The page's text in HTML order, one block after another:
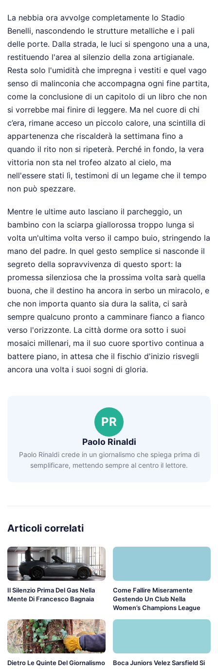
La nebbia ora avvolge completamente lo Stadio
Benelli, nascondendo le strutture metalliche e i pali
delle porte. Dalla strada, le luci si spengono una a una,
restituendo l'area al silenzio della zona artigianale.
Resta solo l'umidità che impregna i vestiti e quel vago
senso di malinconia che accompagna ogni fine partita,
come la conclusione di un capitolo di un libro che non
si vorrebbe mai finire di leggere. Ma nel cuore di chi
c’era, rimane acceso un piccolo calore, una scintilla di
appartenenza che riscalderà la settimana fino a
quando il rito non si ripeterà. Perché in fondo, la vera
vittoria non sta nel trofeo alzato al cielo, ma
nell'essere stati lì, testimoni di un legame che il tempo
non può spezzare.
Mentre le ultime auto lasciano il parcheggio, un
bambino con la sciarpa giallorossa troppo lunga si
volta un'ultima volta verso il campo buio, stringendo la
mano del padre. In quel gesto semplice si nasconde il
segreto della sopravvivenza di questo sport: la
promessa silenziosa che la prossima volta sarà quella
buona, che il destino ha ancora in serbo un miracolo, e
che non importa quanto sia dura la salita, ci sarà
sempre qualcuno pronto a camminare fianco a fianco
verso l'orizzonte. La città dorme ora sotto i suoi
mosaici millenari, ma il suo cuore sportivo continua a
battere piano, in attesa che il fischio d'inizio risvegli
ancora una volta i suoi sogni di gloria.
PR
Paolo Rinaldi
Paolo Rinaldi crede in un giornalismo che spiega prima di
semplificare, mettendo sempre al centro il lettore.
Articoli correlati
Il Silenzio Prima Del Gas Nella
Mente Di Francesco Bagnaia
Come Fallire Miseramente
Gestendo Un Club Nella
Women’s Champions League
Dietro Le Quinte Del Giornalismo
Boca Juniors Velez Sarsfield Si